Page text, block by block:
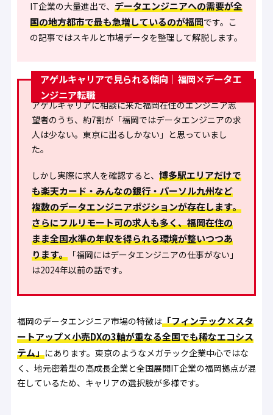
IT企業の大量進出で、 データエンジニアへの需要が全
国の地方都市で最も急増しているのが福岡です。こ
の記事ではスキルと市場データを整理して解説します。
アゲルキャリアで見られる傾向｜福岡×データエ
ンジニア転職
アゲルキャリアに相談に来た福岡在住のエンジニア志
望者のうち、 約7割が「福岡ではデータエンジニアの求
人は少ない。東京に出るしかない」と思っていまし
た。
しかし実際に求人を確認すると、 博多駅エリアだけで
も楽天カード・みんなの銀行・パーソル九州など
複数のデータエンジニアポジションが存在します。
さらにフルリモート可の求人も多く、福岡在住の
まま全国水準の年収を得られる環境が整いつつあ
ります。「福岡にはデータエンジニアの仕事がない」
は2024年以前の話です。
福岡のデータエンジニア市場の特徴は「フィンテック×スタ
ートアップ×小売DXの3軸が重なる全国でも稀なエコシス
テム」にあります。東京のようなメガテック企業中心ではな
く、地元密着型の高成長企業と全国展開IT企業の福岡拠点が混
在しているため、キャリアの選択肢が多様です。